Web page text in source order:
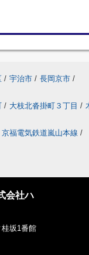
/ 宇治市 / 長岡京市 /
/ 大枝北沓掛町３丁目 /
京福電気鉄道嵐山本線 /
会社ハ
坂1番館